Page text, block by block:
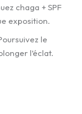
chaga + SPF
exposition.
le
l’éclat.